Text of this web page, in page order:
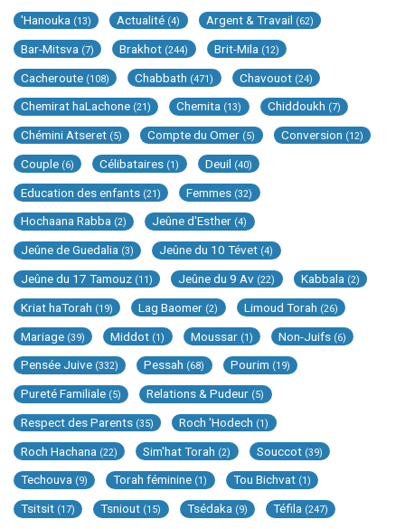
'Hanouka (13) Actualité (4) Argent & Travail (62)
Bar-Mitsva (7) Brakhot (244) Brit-Mila (12)
Cacheroute (108) Chabbath (471) Chavouot (24)
Chemirat haLachone (21) Chemita (13) Chiddoukh (7)
Chémini Atseret (5) Compte du Omer (5) Conversion (12)
Couple (6) Célibataires (1) Deuil (40)
Education des enfants (21) Femmes (32)
Hochaana Rabba (2) Jeûne d'Esther (4)
Jeûne de Guedalia (3) Jeûne du 10 Tévet (4)
Jeûne du 17 Tamouz (11) Jeûne du 9 Av (22) Kabbala (2)
Kriat haTorah (19) Lag Baomer (2) Limoud Torah (26)
Mariage (39) Middot (1) Moussar (1) Non-Juifs (6)
Pensée Juive (332) Pessah (68) Pourim (19)
Pureté Familiale (5) Relations & Pudeur (5)
Respect des Parents (35) Roch 'Hodech (1)
Roch Hachana (22) Sim'hat Torah (2) Souccot (39)
Techouva (9) Torah féminine (1) Tou Bichvat (1)
Tsitsit (17) Tsniout (15) Tsédaka (9) Téfila (247)